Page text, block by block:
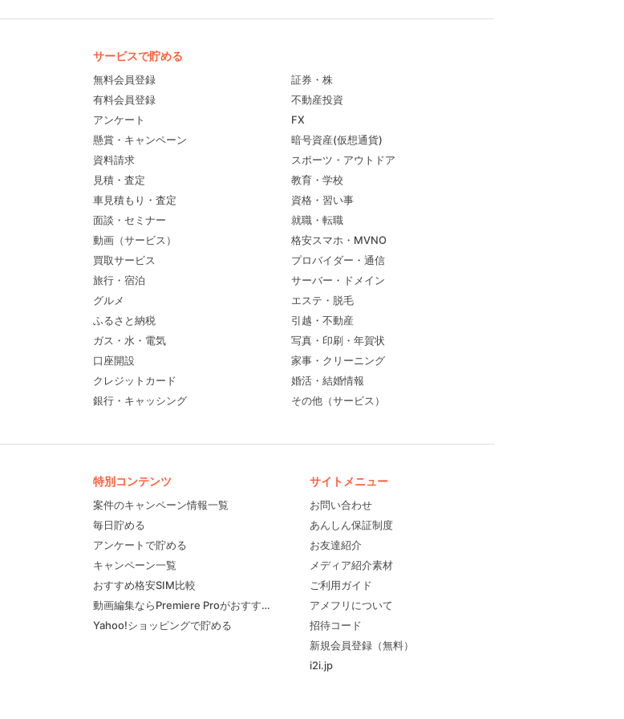
サービスで貯める
無料会員登録
有料会員登録
アンケート
懸賞・キャンペーン
資料請求
見積・査定
車見積もり・査定
面談・セミナー
動画（サービス）
買取サービス
旅行・宿泊
グルメ
ふるさと納税
ガス・水・電気
口座開設
クレジットカード
銀行・キャッシング
証券・株
不動産投資
FX
暗号資産(仮想通貨)
スポーツ・アウトドア
教育・学校
資格・習い事
就職・転職
格安スマホ・MVNO
プロバイダー・通信
サーバー・ドメイン
エステ・脱毛
引越・不動産
写真・印刷・年賀状
家事・クリーニング
婚活・結婚情報
その他（サービス）
特別コンテンツ
案件のキャンペーン情報一覧
毎日貯める
アンケートで貯める
キャンペーン一覧
おすすめ格安SIM比較
動画編集ならPremiere Proがおすすめ！
Yahoo!ショッピングで貯める
サイトメニュー
お問い合わせ
あんしん保証制度
お友達紹介
メディア紹介素材
ご利用ガイド
アメフリについて
招待コード
新規会員登録（無料）
i2i.jp